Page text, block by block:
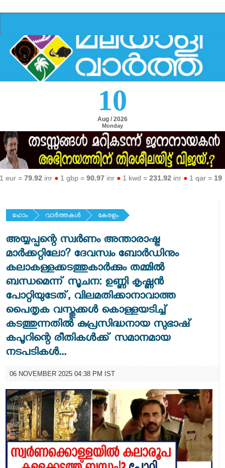
10
Aug / 2026
Monday
=79.92inr● 1 gbp =90.97inr● 1 kwd =231.92inr● 1 qar =19.36
ഹോം വാര്‍ത്തകള്‍ കേരളം
അയ്യപ്പന്റെ സ്വർണം അന്താരാഷ്ട്ര
മാർക്കറ്റിലോ? ദേവസ്വം ബോർഡിനും
കലാകള്ളക്കടത്തുകാർക്കും തമ്മിൽ
ബന്ധമെന്ന് സൂചന: ഉണ്ണി കൃഷ്ണൻ
പോറ്റിയുടേത്, വിലമതിക്കാനാവാത്ത
പൈതൃക വസ്തുക്കൾ കൊള്ളയടിച്ച്
കടത്തുന്നതിൽ കുപ്രസിദ്ധനായ സുഭാഷ്
കപൂറിന്റെ രീതികൾക്ക് സമാനമായ
നടപടികൾ...
06 NOVEMBER 2025 04:38 PM IST